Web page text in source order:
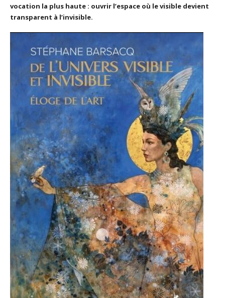
vocation la plus haute : ouvrir l’espace où le visible devient
transparent à l’invisible.